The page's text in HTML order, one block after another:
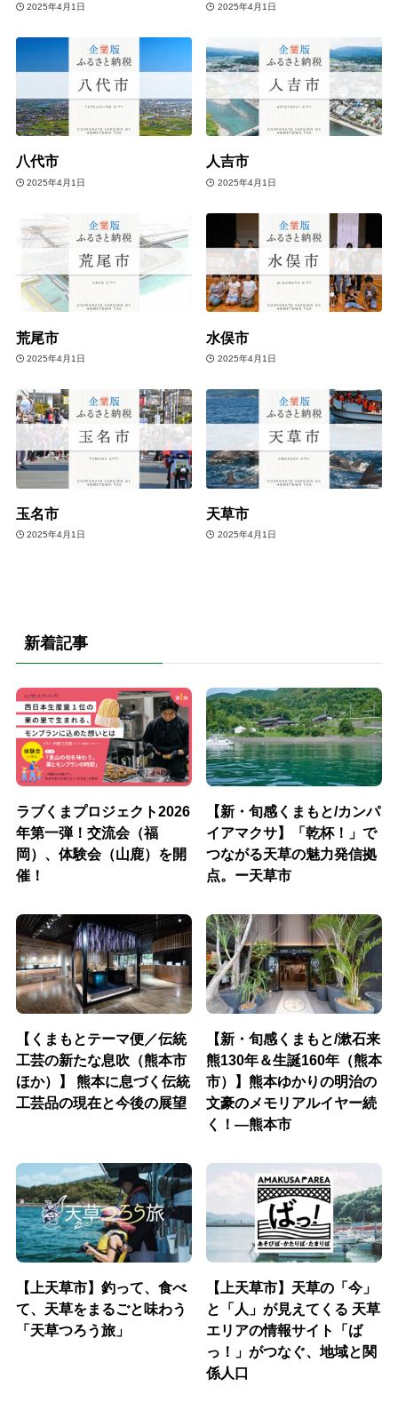
2025年4月1日 2025年4月1日
八代市
2025年4月1日
人吉市
2025年4月1日
荒尾市
2025年4月1日
水俣市
2025年4月1日
玉名市
2025年4月1日
天草市
2025年4月1日
新着記事
ラブくまプロジェクト2026
年第一弾！交流会（福
岡）、体験会（山鹿）を開
催！
【新・旬感くまもと/カンパ
イアマクサ】「乾杯！」で
つながる天草の魅力発信拠
点。ー天草市
【くまもとテーマ便／伝統
工芸の新たな息吹（熊本市
ほか）】 熊本に息づく伝統
工芸品の現在と今後の展望
【新・旬感くまもと/漱石来
熊130年＆生誕160年（熊本
市）】熊本ゆかりの明治の
文豪のメモリアルイヤー続
く！―熊本市
【上天草市】釣って、食べ
て、天草をまるごと味わう
「天草つろう旅」
【上天草市】天草の「今」
と「人」が見えてくる 天草
エリアの情報サイト「ば
っ！」がつなぐ、地域と関
係人口